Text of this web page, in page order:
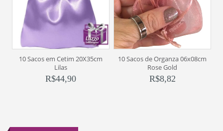
10 Sacos em Cetim 20X35cm
Lilas
R$44,90
10 Sacos de Organza 06x08cm
Rose Gold
R$8,82